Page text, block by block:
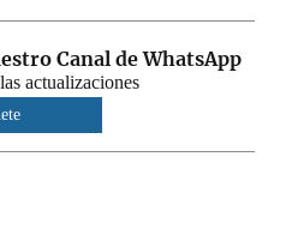
Canal de WhatsApp
actualizaciones